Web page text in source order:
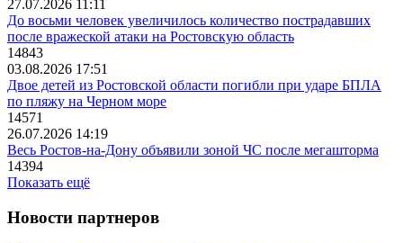
27.07.2026 11:11
До восьми человек увеличилось количество пострадавших
после вражеской атаки на Ростовскую область
14843
03.08.2026 17:51
Двое детей из Ростовской области погибли при ударе БПЛА
по пляжу на Черном море
14571
26.07.2026 14:19
Весь Ростов-на-Дону объявили зоной ЧС после мегашторма
14394
Показать ещё
Новости партнеров